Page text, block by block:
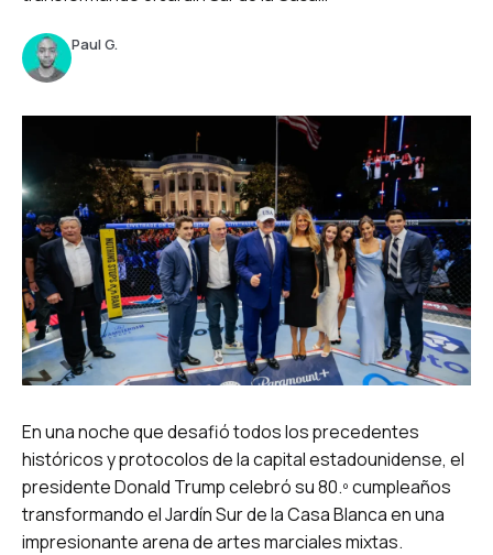
Paul G.
En una noche que desafió todos los precedentes
históricos y protocolos de la capital estadounidense, el
presidente Donald Trump celebró su 80.º cumpleaños
transformando el Jardín Sur de la Casa Blanca en una
impresionante arena de artes marciales mixtas.